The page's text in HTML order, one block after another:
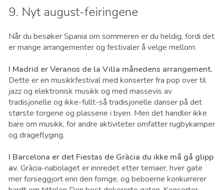
9. Nyt august-feiringene
Når du besøker Spania om sommeren er du heldig, fordi det
er mange arrangementer og festivaler å velge mellom.
I Madrid er Veranos de la Villa månedens arrangement.
Dette er en musikkfestival med konserter fra pop over til
jazz og elektronisk musikk og med massevis av
tradisjonelle og ikke-fullt-så tradisjonelle danser på det
største torgene og plassene i byen. Men det handler ikke
bare om musikk, for andre aktiviteter omfatter rugbykamper
og drageflyging.
I Barcelona er det Fiestas de Gràcia du ikke må gå glipp
av. Gràcia-nabolaget er innredet etter temaer, hver gate
mer forseggjort enn den forrige, og beboerne konkurrerer